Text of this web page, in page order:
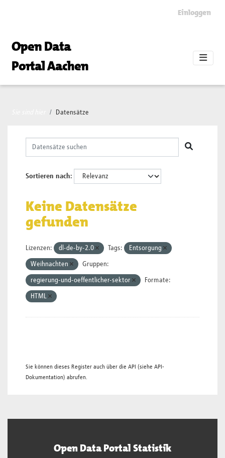
Einloggen
Open Data
Portal Aachen
Datensätze
Sortieren nach
Keine Datensätze
gefunden
Lizenzen: dl-de-by-2.0 Tags: Entsorgung
Weihnachten Gruppen:
regierung-und-oeffentlicher-sektor Formate:
HTML
Sie können dieses Register auch über die API (siehe API-
Dokumentation) abrufen.
Open Data Portal Statistik